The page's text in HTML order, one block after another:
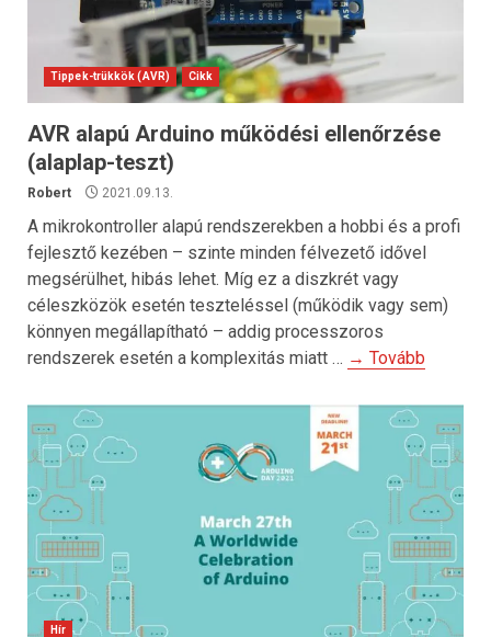
Tippek-trükkök (AVR) Cikk
AVR alapú Arduino működési ellenőrzése
(alaplap-teszt)
Robert 2021.09.13.
A mikrokontroller alapú rendszerekben a hobbi és a profi
fejlesztő kezében – szinte minden félvezető idővel
megsérülhet, hibás lehet. Míg ez a diszkrét vagy
céleszközök esetén teszteléssel (működik vagy sem)
könnyen megállapítható – addig processzoros
rendszerek esetén a komplexitás miatt … → Tovább
Hír